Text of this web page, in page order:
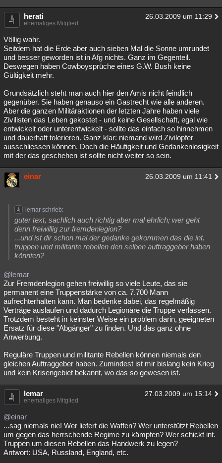
herati 26.03.2009 um 11:29
ehemaliges Mitglied
Völlig wahr.
Seitdem hat die Erde aber auch sieben Mal die Sonne umrundet
und besser geworden ist in Afg nichts. Ganz im Gegenteil.
Deswegen haben Cowboysprüche eines G.W. Bush keine
Gültigkeit mehr.
Grundsätzlich steht man auch hier den Amis nicht feindlich
gegenüber. Sie haben genauso ein Gastrecht wie alle anderen.
Aber die ganzen Militäraktionen der letzten Jahre haben viele
Zivilisten das Leben gekostet - und keine Gesellschaft, egal wie
entwickelt oder unterentwickelt - sollte das einfach so hinnehmen
und dauerhaft tolerieren. Ganz klar: niemand wird Zivilopfer
ausschliessen können. Doch die Häufigkeit und Gedankenlosigkeit
mit der das geschehen ist sollte nicht weiter so sein.
einar 26.03.2009 um 11:41
lemar schrieb:
guter text, sachlich auch richtig aber mal ehrlich; wer geht
denn freiwillig zur fremdenlegion?
...und ist dir schon mal der gedanke gekommen das die int.
truppen und militante rebellen den selben auftraggeber haben
könnten?
@lemar
Zur Fremdenlegion gehen freiwillig so viele Leute, das sie
permanent eine Truppenstärke von ca. 7.700 Mann
aufrechterhalten kann. Man bedenke dabei, das regelmäßig
Verträge auslaufen und dadurch Legionäre die Truppe verlassen.
Trotzdem besteht in keinster Weise ein problem darin, geeigneten
Ersatz für diese "Abgänger" zu finden. Und das ganz ohne
Anwerbung.
Reguläre Truppen und militante Rebellen können niemals den
gleichen Auftraggeber haben. Zumindest ist mir bislang kein Krieg
und kein Krisengebiet bekannt, wo das so gewesen ist.
lemar 27.03.2009 um 15:14
ehemaliges Mitglied
@einar
...sag niemals nie! Wer liefert die Waffen? Wer unterstützt Rebellen
um gegen das herrschende Regime zu kämpfen? Wer schickt int.
Truppen um diesen Rebellen das Handwerk zu legen?
Antwort: USA, Russland, England, etc.